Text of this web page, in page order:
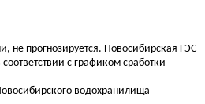
не прогнозируется. Новосибирская ГЭС
с графиком сработки
водохранилища